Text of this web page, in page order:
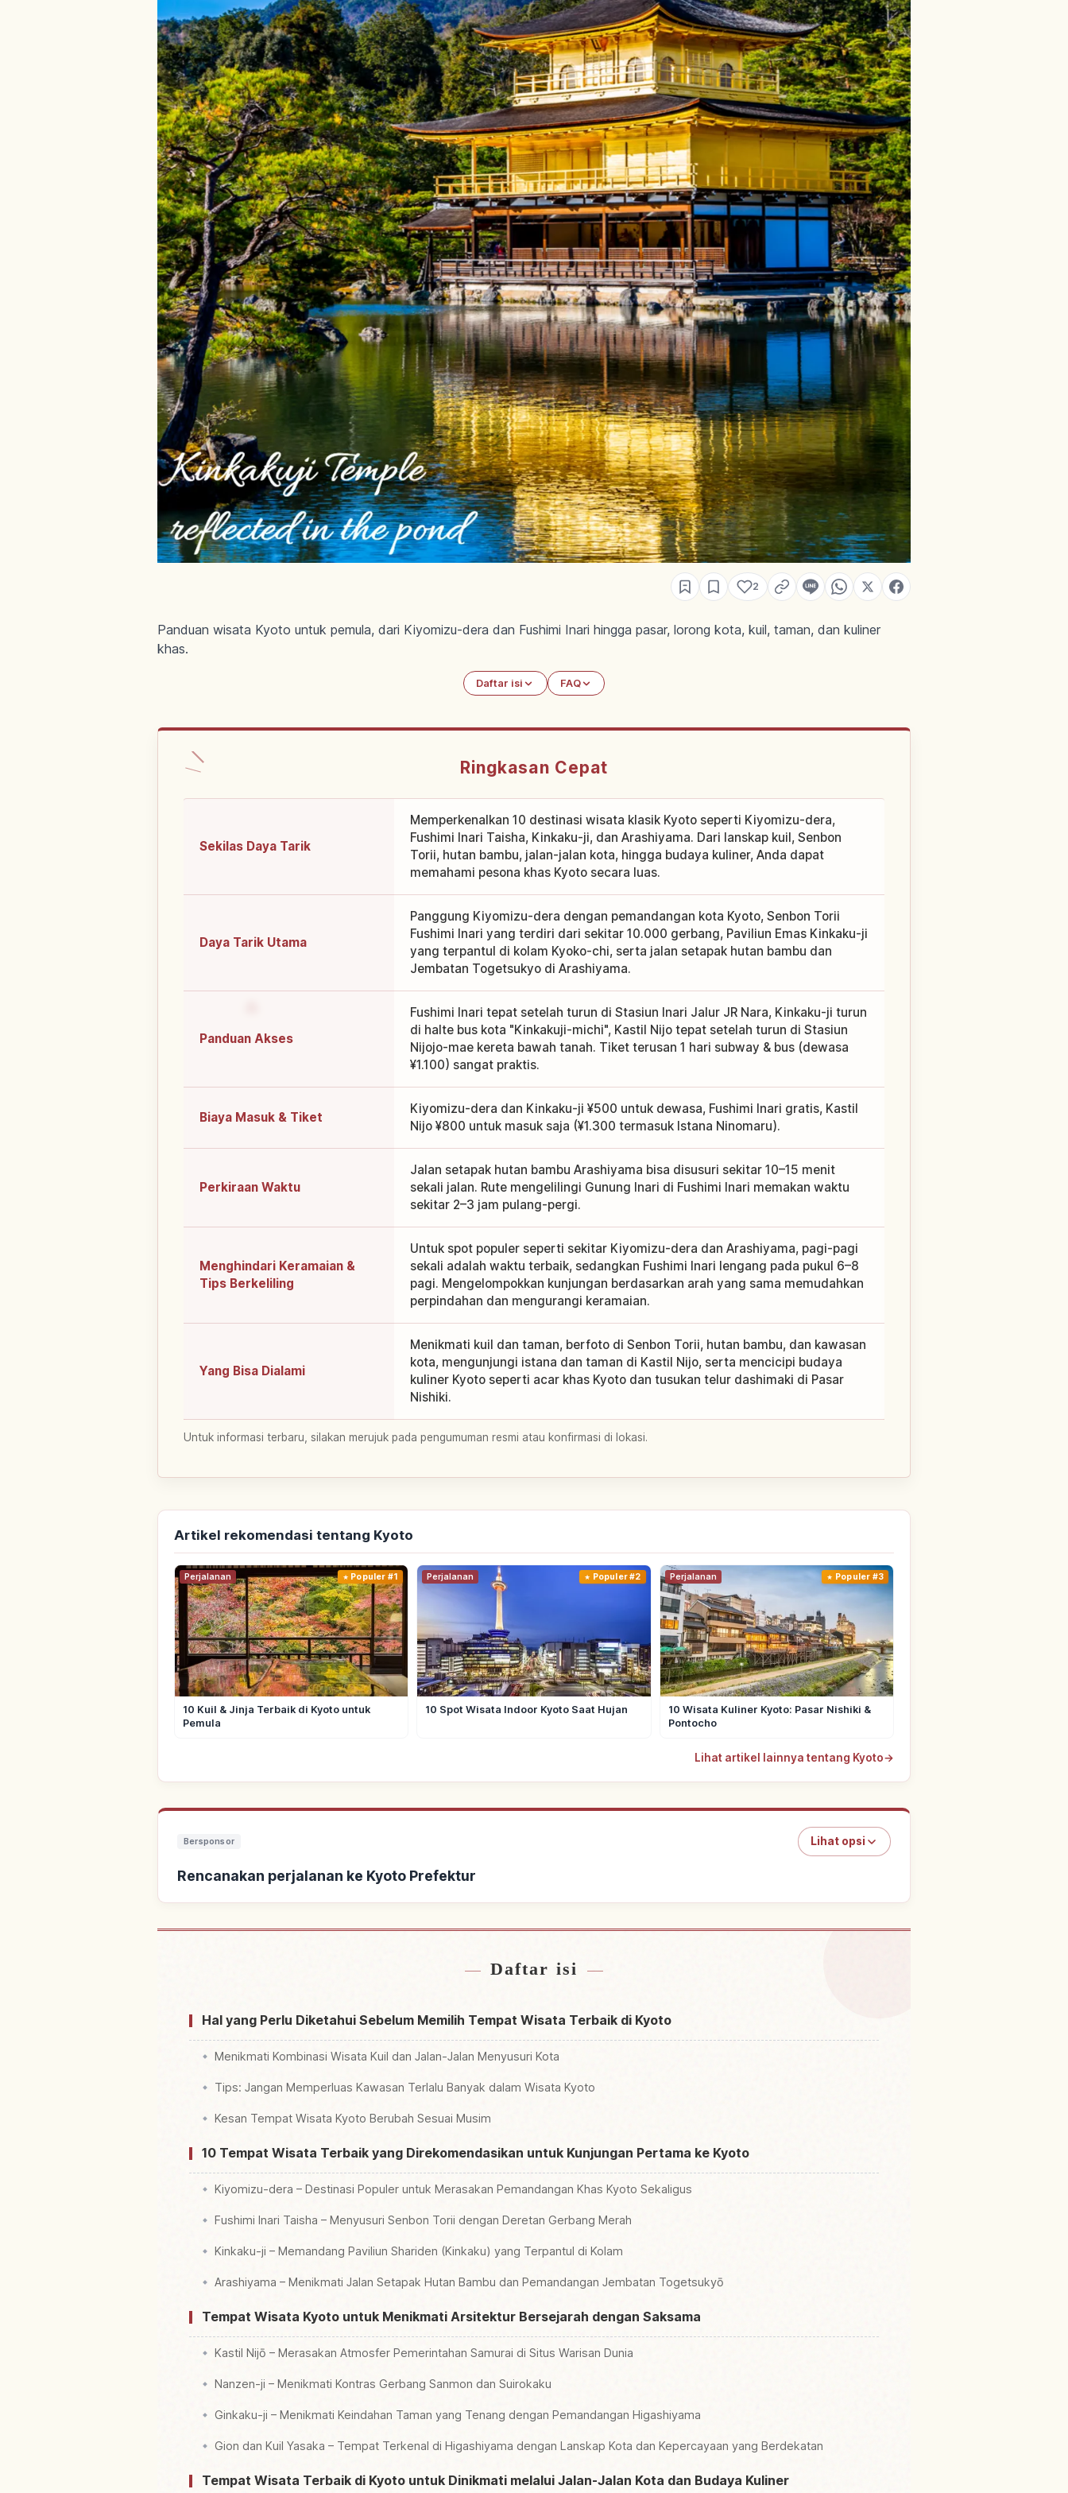
2
Panduan wisata Kyoto untuk pemula, dari Kiyomizu-dera dan Fushimi Inari hingga pasar, lorong kota, kuil, taman, dan kuliner
khas.
Daftar isi FAQ
Ringkasan Cepat
Sekilas Daya Tarik
Memperkenalkan 10 destinasi wisata klasik Kyoto seperti Kiyomizu-dera,
Fushimi Inari Taisha, Kinkaku-ji, dan Arashiyama. Dari lanskap kuil, Senbon
Torii, hutan bambu, jalan-jalan kota, hingga budaya kuliner, Anda dapat
memahami pesona khas Kyoto secara luas.
Daya Tarik Utama
Panggung Kiyomizu-dera dengan pemandangan kota Kyoto, Senbon Torii
Fushimi Inari yang terdiri dari sekitar 10.000 gerbang, Paviliun Emas Kinkaku-ji
yang terpantul di kolam Kyoko-chi, serta jalan setapak hutan bambu dan
Jembatan Togetsukyo di Arashiyama.
Panduan Akses
Fushimi Inari tepat setelah turun di Stasiun Inari Jalur JR Nara, Kinkaku-ji turun
di halte bus kota "Kinkakuji-michi", Kastil Nijo tepat setelah turun di Stasiun
Nijojo-mae kereta bawah tanah. Tiket terusan 1 hari subway & bus (dewasa
¥1.100) sangat praktis.
Biaya Masuk & Tiket
Kiyomizu-dera dan Kinkaku-ji ¥500 untuk dewasa, Fushimi Inari gratis, Kastil
Nijo ¥800 untuk masuk saja (¥1.300 termasuk Istana Ninomaru).
Perkiraan Waktu
Jalan setapak hutan bambu Arashiyama bisa disusuri sekitar 10–15 menit
sekali jalan. Rute mengelilingi Gunung Inari di Fushimi Inari memakan waktu
sekitar 2–3 jam pulang-pergi.
Menghindari Keramaian &
Tips Berkeliling
Untuk spot populer seperti sekitar Kiyomizu-dera dan Arashiyama, pagi-pagi
sekali adalah waktu terbaik, sedangkan Fushimi Inari lengang pada pukul 6–8
pagi. Mengelompokkan kunjungan berdasarkan arah yang sama memudahkan
perpindahan dan mengurangi keramaian.
Yang Bisa Dialami
Menikmati kuil dan taman, berfoto di Senbon Torii, hutan bambu, dan kawasan
kota, mengunjungi istana dan taman di Kastil Nijo, serta mencicipi budaya
kuliner Kyoto seperti acar khas Kyoto dan tusukan telur dashimaki di Pasar
Nishiki.
Untuk informasi terbaru, silakan merujuk pada pengumuman resmi atau konfirmasi di lokasi.
Artikel rekomendasi tentang Kyoto
Perjalanan Populer #1
10 Kuil & Jinja Terbaik di Kyoto untuk
Pemula
Perjalanan Populer #2
10 Spot Wisata Indoor Kyoto Saat Hujan
Perjalanan Populer #3
10 Wisata Kuliner Kyoto: Pasar Nishiki &
Pontocho
Lihat artikel lainnya tentang Kyoto→
Bersponsor Lihat opsi
Rencanakan perjalanan ke Kyoto Prefektur
Daftar isi
Hal yang Perlu Diketahui Sebelum Memilih Tempat Wisata Terbaik di Kyoto
Menikmati Kombinasi Wisata Kuil dan Jalan-Jalan Menyusuri Kota
Tips: Jangan Memperluas Kawasan Terlalu Banyak dalam Wisata Kyoto
Kesan Tempat Wisata Kyoto Berubah Sesuai Musim
10 Tempat Wisata Terbaik yang Direkomendasikan untuk Kunjungan Pertama ke Kyoto
Kiyomizu-dera – Destinasi Populer untuk Merasakan Pemandangan Khas Kyoto Sekaligus
Fushimi Inari Taisha – Menyusuri Senbon Torii dengan Deretan Gerbang Merah
Kinkaku-ji – Memandang Paviliun Shariden (Kinkaku) yang Terpantul di Kolam
Arashiyama – Menikmati Jalan Setapak Hutan Bambu dan Pemandangan Jembatan Togetsukyō
Tempat Wisata Kyoto untuk Menikmati Arsitektur Bersejarah dengan Saksama
Kastil Nijō – Merasakan Atmosfer Pemerintahan Samurai di Situs Warisan Dunia
Nanzen-ji – Menikmati Kontras Gerbang Sanmon dan Suirokaku
Ginkaku-ji – Menikmati Keindahan Taman yang Tenang dengan Pemandangan Higashiyama
Gion dan Kuil Yasaka – Tempat Terkenal di Higashiyama dengan Lanskap Kota dan Kepercayaan yang Berdekatan
Tempat Wisata Terbaik di Kyoto untuk Dinikmati melalui Jalan-Jalan Kota dan Budaya Kuliner